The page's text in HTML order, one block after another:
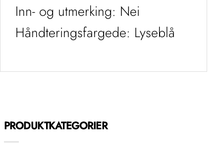
Inn- og utmerking: Nei
Håndteringsfargede: Lyseblå
PRODUKTKATEGORIER